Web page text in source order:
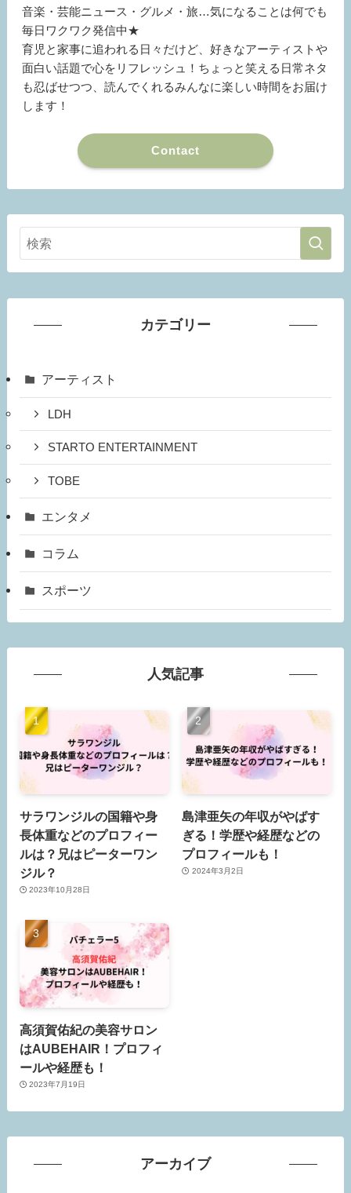
音楽・芸能ニュース・グルメ・旅…気になることは何でも
毎日ワクワク発信中★
育児と家事に追われる日々だけど、好きなアーティストや
面白い話題で心をリフレッシュ！ちょっと笑える日常ネタ
も忍ばせつつ、読んでくれるみんなに楽しい時間をお届け
します！
Contact
カテゴリー
アーティスト
LDH
STARTO ENTERTAINMENT
TOBE
エンタメ
コラム
スポーツ
人気記事
サラワンジルの国籍や身
長体重などのプロフィー
ルは？兄はピーターワン
ジル？
2023年10月28日
島津亜矢の年収がやばす
ぎる！学歴や経歴などの
プロフィールも！
2024年3月2日
高須賀佑紀の美容サロン
はAUBEHAIR！プロフィ
ールや経歴も！
2023年7月19日
アーカイブ